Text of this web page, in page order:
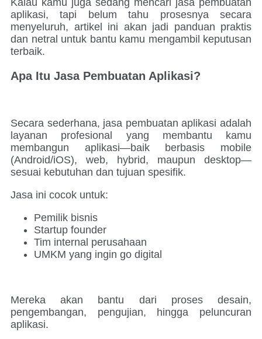
aplikasi, tapi belum tahu prosesnya secara
menyeluruh, artikel ini akan jadi panduan praktis
dan netral untuk bantu kamu mengambil keputusan
terbaik.
Apa Itu Jasa Pembuatan Aplikasi?
Secara sederhana, jasa pembuatan aplikasi adalah
layanan profesional yang membantu kamu
membangun aplikasi—baik berbasis mobile
(Android/iOS), web, hybrid, maupun desktop—
sesuai kebutuhan dan tujuan spesifik.
Jasa ini cocok untuk:
Pemilik bisnis
Startup founder
Tim internal perusahaan
UMKM yang ingin go digital
Mereka akan bantu dari proses desain,
pengembangan, pengujian, hingga peluncuran
aplikasi.